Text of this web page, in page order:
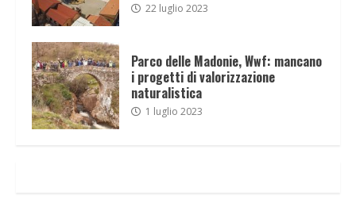
22 luglio 2023
Parco delle Madonie, Wwf: mancano
i progetti di valorizzazione
naturalistica
1 luglio 2023